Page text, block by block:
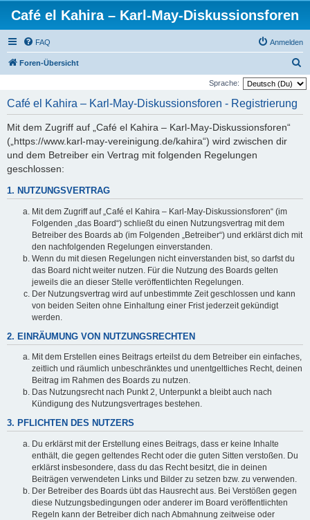
Café el Kahira – Karl-May-Diskussionsforen
FAQ Anmelden
Foren-Übersicht
u
Sprache:
Café el Kahira – Karl-May-Diskussionsforen - Registrierung
Mit dem Zugriff auf „Café el Kahira – Karl-May-Diskussionsforen“
(„https://www.karl-may-vereinigung.de/kahira“) wird zwischen dir
und dem Betreiber ein Vertrag mit folgenden Regelungen
geschlossen:
1. NUTZUNGSVERTRAG
Mit dem Zugriff auf „Café el Kahira – Karl-May-Diskussionsforen“ (im
Folgenden „das Board“) schließt du einen Nutzungsvertrag mit dem
Betreiber des Boards ab (im Folgenden „Betreiber“) und erklärst dich mit
den nachfolgenden Regelungen einverstanden.
Wenn du mit diesen Regelungen nicht einverstanden bist, so darfst du
das Board nicht weiter nutzen. Für die Nutzung des Boards gelten
jeweils die an dieser Stelle veröffentlichten Regelungen.
Der Nutzungsvertrag wird auf unbestimmte Zeit geschlossen und kann
von beiden Seiten ohne Einhaltung einer Frist jederzeit gekündigt
werden.
2. EINRÄUMUNG VON NUTZUNGSRECHTEN
Mit dem Erstellen eines Beitrags erteilst du dem Betreiber ein einfaches,
zeitlich und räumlich unbeschränktes und unentgeltliches Recht, deinen
Beitrag im Rahmen des Boards zu nutzen.
Das Nutzungsrecht nach Punkt 2, Unterpunkt a bleibt auch nach
Kündigung des Nutzungsvertrages bestehen.
3. PFLICHTEN DES NUTZERS
Du erklärst mit der Erstellung eines Beitrags, dass er keine Inhalte
enthält, die gegen geltendes Recht oder die guten Sitten verstoßen. Du
erklärst insbesondere, dass du das Recht besitzt, die in deinen
Beiträgen verwendeten Links und Bilder zu setzen bzw. zu verwenden.
Der Betreiber des Boards übt das Hausrecht aus. Bei Verstößen gegen
diese Nutzungsbedingungen oder anderer im Board veröffentlichten
Regeln kann der Betreiber dich nach Abmahnung zeitweise oder